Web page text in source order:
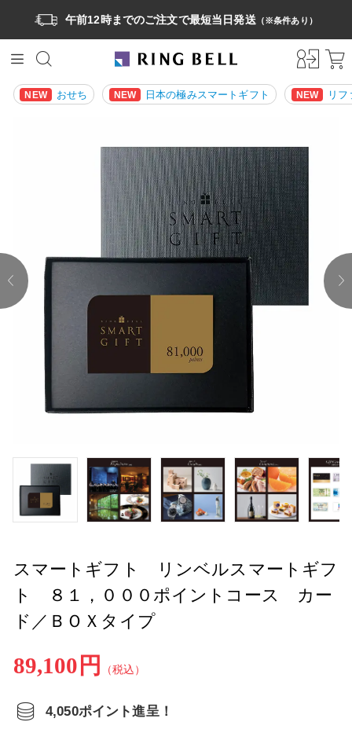
午前12時までのご注文で最短当日発送（※条件あり）
NEW おせち NEW 日本の極みスマートギフト NEW リ
prev
スマートギフト リンベルスマートギフ
ト ８１，０００ポイントコース カー
ド／ＢＯＸタイプ
89,100円 （税込）
4,050ポイント進呈！